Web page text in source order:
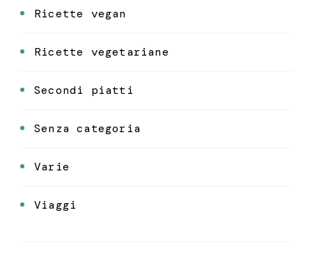
Ricette vegan
Ricette vegetariane
Secondi piatti
Senza categoria
Varie
Viaggi